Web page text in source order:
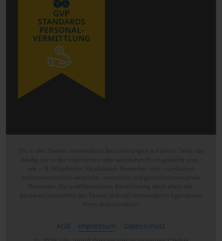
AGB Impressum
Datenschutz